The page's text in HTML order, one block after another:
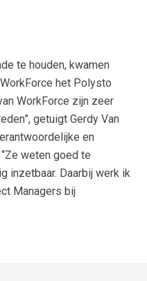
te houden, kwamen
het Polysto
WorkForce zijn zeer
getuigt Gerdy Van
en
weten goed te
inzetbaar. Daarbij werk ik
Managers bij